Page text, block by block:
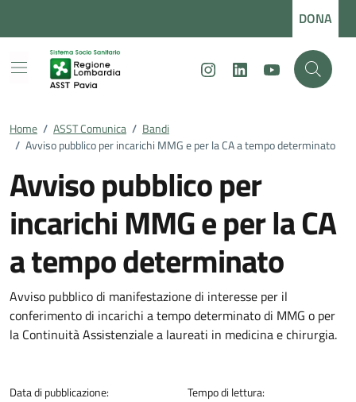
DONA
InstagramLinkedInYoutube
Home / ASST Comunica / Bandi
/ Avviso pubblico per incarichi MMG e per la CA a tempo determinato
Avviso pubblico per
incarichi MMG e per la CA
a tempo determinato
Dettagli della notizia
Avviso pubblico di manifestazione di interesse per il
conferimento di incarichi a tempo determinato di MMG o per
la Continuità Assistenziale a laureati in medicina e chirurgia.
Data di pubblicazione:
Tempo di lettura: